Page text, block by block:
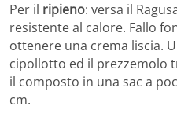
Per il ripieno: versa il
resistente al calore. Fallo
ottenere una crema liscia.
cipollotto ed il prezzemolo
il composto in una sac a
cm.